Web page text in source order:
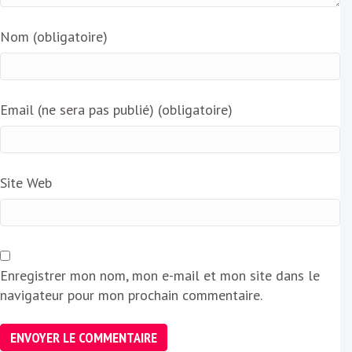
Nom (obligatoire)
Email (ne sera pas publié) (obligatoire)
Site Web
Enregistrer mon nom, mon e-mail et mon site dans le
navigateur pour mon prochain commentaire.